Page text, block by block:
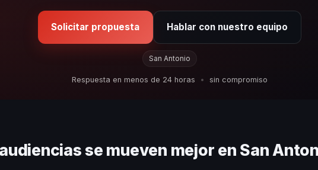
Solicitar propuesta Hablar con nuestro equipo
San Antonio
Respuesta en menos de 24 horas • sin compromiso
se mueven mejor en San